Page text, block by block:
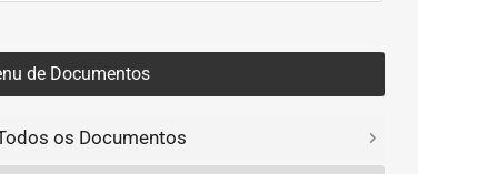
de Documentos
os Documentos